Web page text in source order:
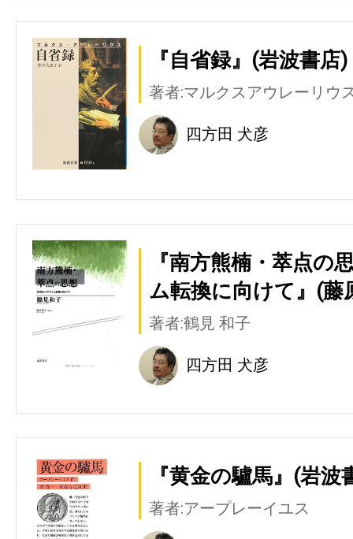
『自省録』(岩波書店)
著者:マルクスアウレーリウ
四方田 犬彦
『南方熊楠・萃点
ム転換に向けて』(藤
著者:鶴見 和子
四方田 犬彦
『黄金の驢馬』(岩波
著者:アープレーイユス